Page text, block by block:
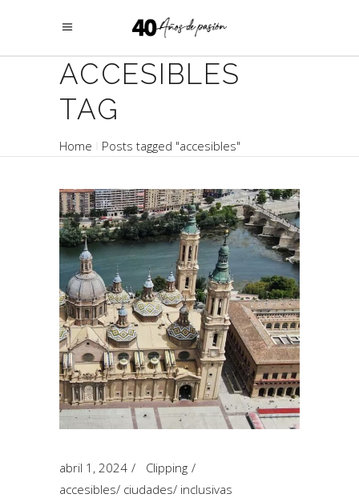
ACCESIBLES
TAG
Home Posts tagged "accesibles"
abril 1, 2024
Clipping
accesibles/ ciudades/ inclusivas